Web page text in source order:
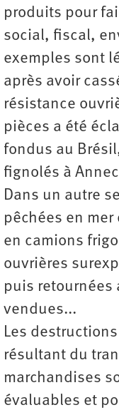
produits pour
social, fiscal,
exemples sont
après avoir
résistance
pièces a été
fondus au
fignolés à
Dans un autre
pêchées en
en camions
ouvrières
puis retournées
vendues...
Les
résultant du
marchandises
évaluables et